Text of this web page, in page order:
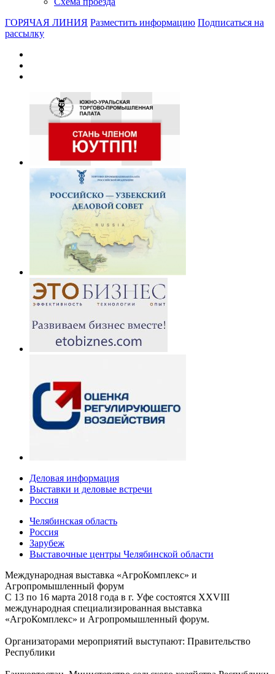
ГОРЯЧАЯ ЛИНИЯ Разместить информацию Подписаться на
рассылку
Деловая информация
Выставки и деловые встречи
Россия
Челябинская область
Россия
Зарубеж
Выставочные центры Челябинской области
Международная выставка «АгроКомплекс» и
Агропромышленный форум
С 13 по 16 марта 2018 года в г. Уфе состоятся XXVIII
международная специализированная выставка
«АгроКомплекс» и Агропромышленный форум.
Организаторами мероприятий выступают: Правительство
Республики